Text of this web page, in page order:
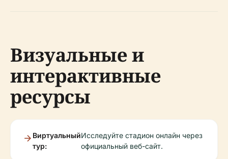
Визуальные и
интерактивные
ресурсы
Виртуальный
тур:
Исследуйте стадион онлайн через
официальный веб-сайт.